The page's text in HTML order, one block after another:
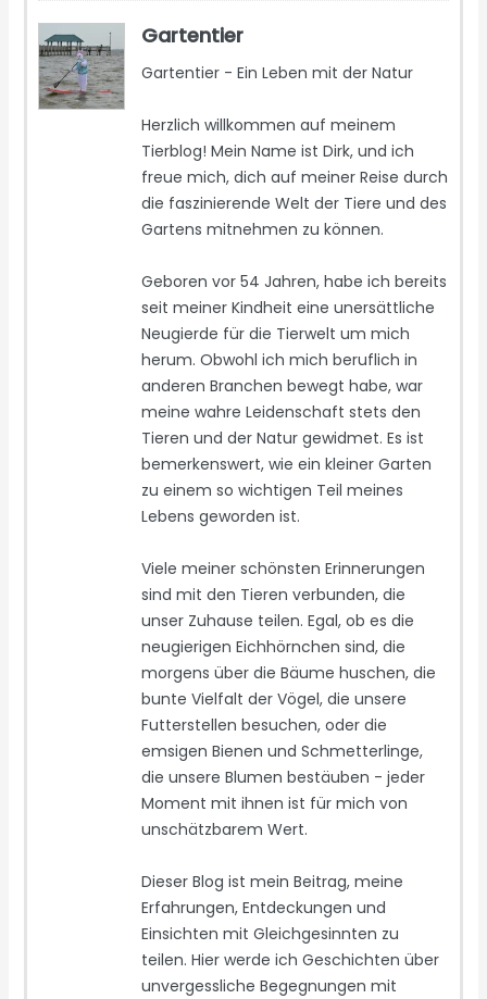
Gartentier
Gartentier - Ein Leben mit der Natur
Herzlich willkommen auf meinem
Tierblog! Mein Name ist Dirk, und ich
freue mich, dich auf meiner Reise durch
die faszinierende Welt der Tiere und des
Gartens mitnehmen zu können.
Geboren vor 54 Jahren, habe ich bereits
seit meiner Kindheit eine unersättliche
Neugierde für die Tierwelt um mich
herum. Obwohl ich mich beruflich in
anderen Branchen bewegt habe, war
meine wahre Leidenschaft stets den
Tieren und der Natur gewidmet. Es ist
bemerkenswert, wie ein kleiner Garten
zu einem so wichtigen Teil meines
Lebens geworden ist.
Viele meiner schönsten Erinnerungen
sind mit den Tieren verbunden, die
unser Zuhause teilen. Egal, ob es die
neugierigen Eichhörnchen sind, die
morgens über die Bäume huschen, die
bunte Vielfalt der Vögel, die unsere
Futterstellen besuchen, oder die
emsigen Bienen und Schmetterlinge,
die unsere Blumen bestäuben - jeder
Moment mit ihnen ist für mich von
unschätzbarem Wert.
Dieser Blog ist mein Beitrag, meine
Erfahrungen, Entdeckungen und
Einsichten mit Gleichgesinnten zu
teilen. Hier werde ich Geschichten über
unvergessliche Begegnungen mit